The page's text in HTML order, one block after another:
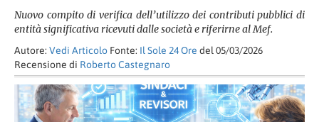
Nuovo compito di verifica dell’utilizzo dei contributi pubblici di
entità significativa ricevuti dalle società e riferirne al Mef.
Autore: Vedi Articolo Fonte: Il Sole 24 Ore del 05/03/2026
Recensione di Roberto Castegnaro